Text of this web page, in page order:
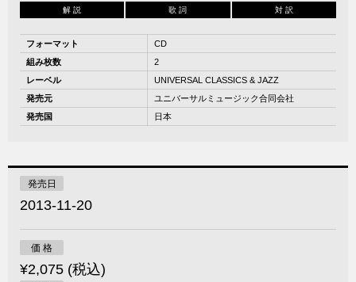
解 説 歌 詞 対 訳
フォーマット
CD
組み枚数
2
レーベル
UNIVERSAL CLASSICS & JAZZ
発売元
ユニバーサルミュージック合同会社
発売国
日本
発売日
2013-11-20
価 格
¥2,075 (税込)